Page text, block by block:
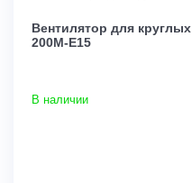
Вентилятор для
200M-E15
В наличии